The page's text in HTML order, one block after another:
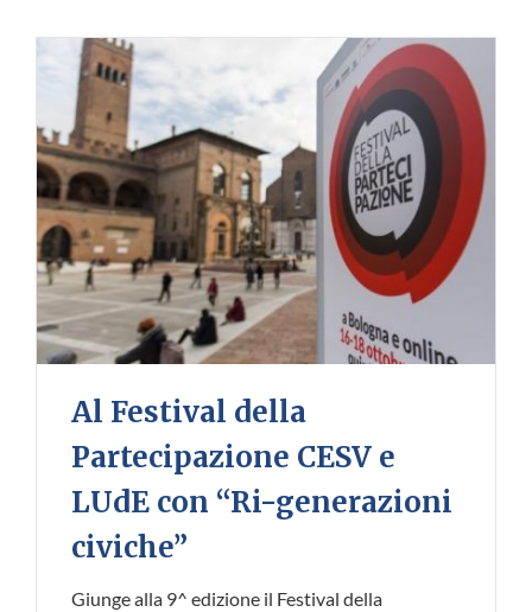
Al Festival della
Partecipazione CESV e
LUdE con “Ri-generazioni
civiche”
Giunge alla 9^ edizione il Festival della